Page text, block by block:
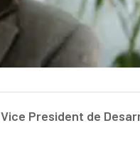
Vice President de